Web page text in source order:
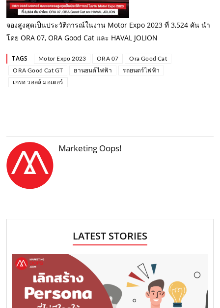
จองสูงสุดเป็นประวัติการณ์ในงาน Motor Expo 2023 ที่ 3,524 คัน นำ
โดย ORA 07, ORA Good Cat และ HAVAL JOLION
TAGS Motor Expo 2023 ORA 07
Ora Good Cat
ORA Good Cat GT
ยานยนต์ไฟฟ้า
รถยนตร์ไฟฟ้า
เกรท วอลล์ มอเตอร์
Marketing Oops!
LATEST STORIES